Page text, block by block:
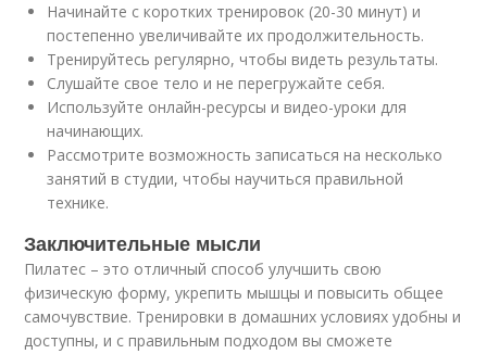
Начинайте с коротких тренировок (20-30 минут) и
постепенно увеличивайте их продолжительность.
Тренируйтесь регулярно, чтобы видеть результаты.
Слушайте свое тело и не перегружайте себя.
Используйте онлайн-ресурсы и видео-уроки для
начинающих.
Рассмотрите возможность записаться на несколько
занятий в студии, чтобы научиться правильной
технике.
Заключительные мысли
Пилатес – это отличный способ улучшить свою
физическую форму, укрепить мышцы и повысить общее
самочувствие. Тренировки в домашних условиях удобны и
доступны, и с правильным подходом вы сможете